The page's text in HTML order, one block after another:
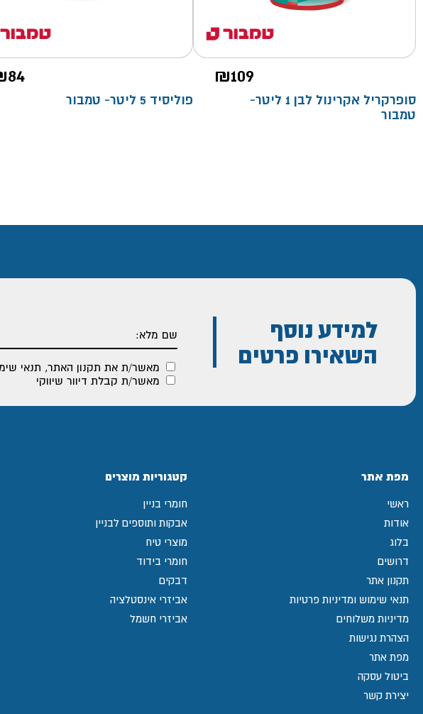
₪109
סופרקריל אקרינול לבן 1 ליטר-
טמבור
84
פוליסיד 5 ליטר- טמבור
למידע נוסף
השאירו פרטים
מאשר/ת את תקנון האתר, תנאי
מאשר/ת קבלת דיוור שיווקי
מפת אתר
ראשי
אודות
בלוג
דרושים
תקנון אתר
תנאי שימוש ומדיניות פרטיות
מדיניות משלוחים
הצהרת נגישות
מפת אתר
ביטול עסקה
יצירת קשר
קטגוריות מוצרים
חומרי בניין
אבקות ותוספים לבניין
מוצרי טיח
חומרי בידוד
דבקים
אביזרי אינסטלציה
אביזרי חשמל